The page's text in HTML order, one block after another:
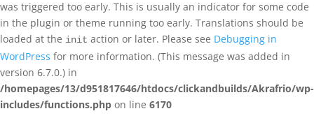
was triggered too early. This is usually an indicator for some code
in the plugin or theme running too early. Translations should be
loaded at the init action or later. Please see Debugging in
WordPress for more information. (This message was added in
version 6.7.0.) in
/homepages/13/d951817646/htdocs/clickandbuilds/Akrafrio/wp-
includes/functions.php on line 6170